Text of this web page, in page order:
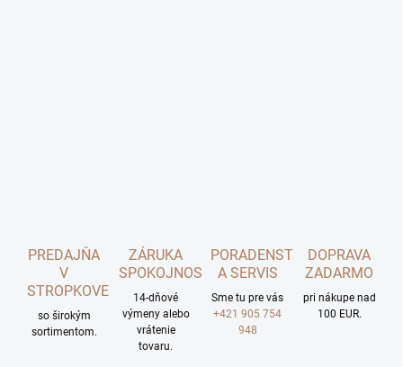
PREDAJŇA
V
STROPKOVE
so širokým
sortimentom.
ZÁRUKA
SPOKOJNOSTI
14-dňové
výmeny alebo
vrátenie
tovaru.
PORADENSTVO
A SERVIS
Sme tu pre vás
+421 905 754
948
DOPRAVA
ZADARMO
pri nákupe nad
100 EUR.